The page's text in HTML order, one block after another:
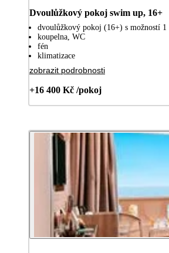
Dvoulůžkový pokoj swim up, 16+
dvoulůžkový pokoj (16+) s možností
koupelna, WC
fén
klimatizace
zobrazit podrobnosti
+16 400 Kč /pokoj